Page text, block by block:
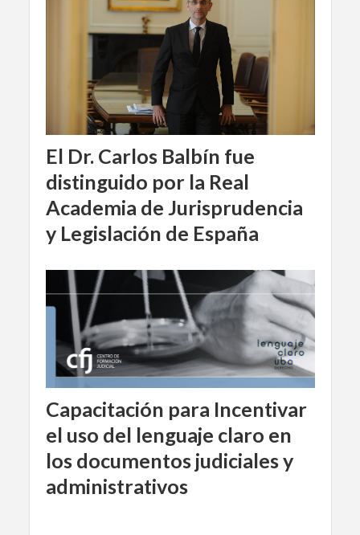
El Dr. Carlos Balbín fue
distinguido por la Real
Academia de Jurisprudencia
y Legislación de España
Capacitación para Incentivar
el uso del lenguaje claro en
los documentos judiciales y
administrativos